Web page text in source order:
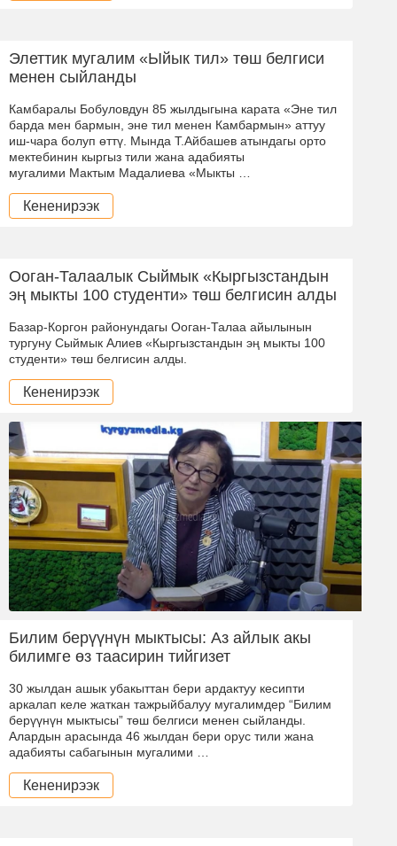
Элеттик мугалим «Ыйык тил» төш белгиси
менен сыйланды
Камбаралы Бобуловдун 85 жылдыгына карата «Эне тил
барда мен бармын, эне тил менен Камбармын» аттуу
иш-чара болуп өттү. Мында Т.Айбашев атындагы орто
мектебинин кыргыз тили жана адабияты
мугалими Мактым Мадалиева «Мыкты …
Кененирээк
Ооган-Талаалык Сыймык «Кыргызстандын
эң мыкты 100 студенти» төш белгисин алды
Базар-Коргон районундагы Ооган-Талаа айылынын
тургуну Сыймык Алиев «Кыргызстандын эң мыкты 100
студенти» төш белгисин алды.
Кененирээк
Билим берүүнүн мыктысы: Аз айлык акы
билимге өз таасирин тийгизет
30 жылдан ашык убакыттан бери ардактуу кесипти
аркалап келе жаткан тажрыйбалуу мугалимдер “Билим
берүүнүн мыктысы” төш белгиси менен сыйланды.
Алардын арасында 46 жылдан бери орус тили жана
адабияты сабагынын мугалими …
Кененирээк